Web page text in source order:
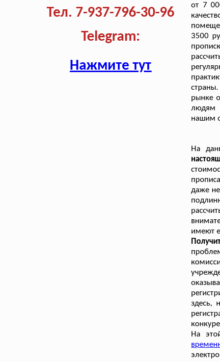
Тел. 7-937-796-30-96
Telegram:
Нажмите тут
от 7
3500
рынке
людям
нашим
На
даже
имеют
здесь,
На